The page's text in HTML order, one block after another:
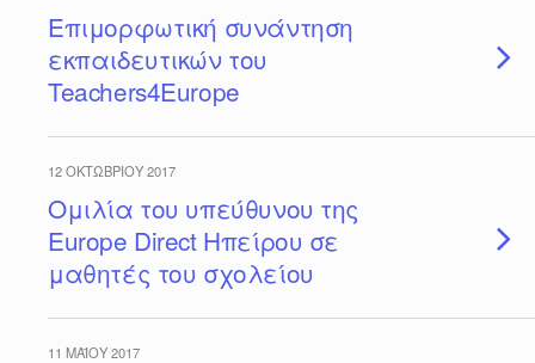
Επιμορφωτική συνάντηση
εκπαιδευτικών του
Teachers4Europe
12 ΟΚΤΩΒΡΊΟΥ 2017
Ομιλία του υπεύθυνου της
Europe Direct Ηπείρου σε
μαθητές του σχολείου
11 ΜΑΪ́ΟΥ 2017